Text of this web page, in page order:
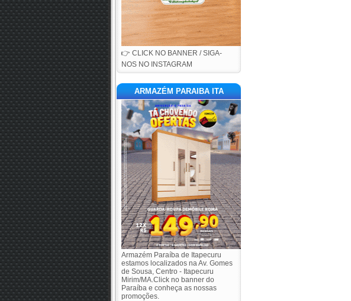
👉 CLICK NO BANNER / SIGA-
NOS NO INSTAGRAM
ARMAZÉM PARAIBA ITA
Armazém Paraíba de Itapecuru
estamos localizados na Av. Gomes
de Sousa, Centro - Itapecuru
Mirim/MA.Click no banner do
Paraíba e conheça as nossas
promoções.